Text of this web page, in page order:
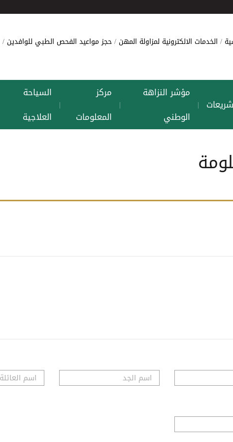
الخدمات الالكترونية لمزاولة المهن حجز مواعيد الفحص الطبي للوافدين
|
مؤشر النزاهة
الوطني
|
مركز
المعلومات
|
السياحة
العلاجية